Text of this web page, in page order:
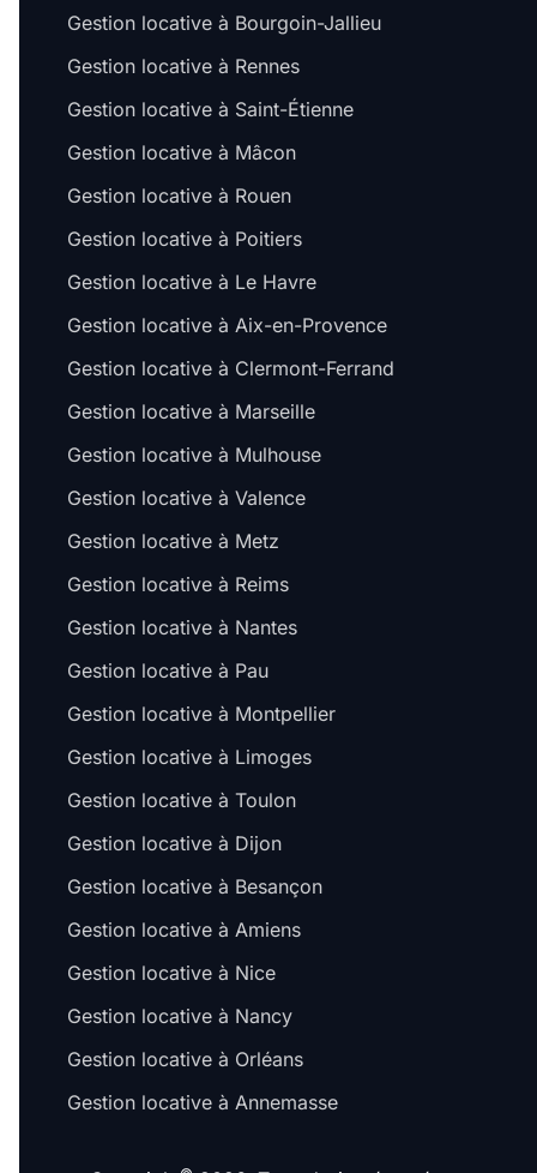
Gestion locative à Bourgoin-Jallieu
Gestion locative à Rennes
Gestion locative à Saint-Étienne
Gestion locative à Mâcon
Gestion locative à Rouen
Gestion locative à Poitiers
Gestion locative à Le Havre
Gestion locative à Aix-en-Provence
Gestion locative à Clermont-Ferrand
Gestion locative à Marseille
Gestion locative à Mulhouse
Gestion locative à Valence
Gestion locative à Metz
Gestion locative à Reims
Gestion locative à Nantes
Gestion locative à Pau
Gestion locative à Montpellier
Gestion locative à Limoges
Gestion locative à Toulon
Gestion locative à Dijon
Gestion locative à Besançon
Gestion locative à Amiens
Gestion locative à Nice
Gestion locative à Nancy
Gestion locative à Orléans
Gestion locative à Annemasse
Salut c'est nous...
les Cookies !
On a attendu d'être sûrs que le contenu de ce site vous intéresse
pendant votre visite...
Pour modifier vos préférences par la suite, cliquez sur le lien
'Préférences de cookies' situé dans le pied de page.